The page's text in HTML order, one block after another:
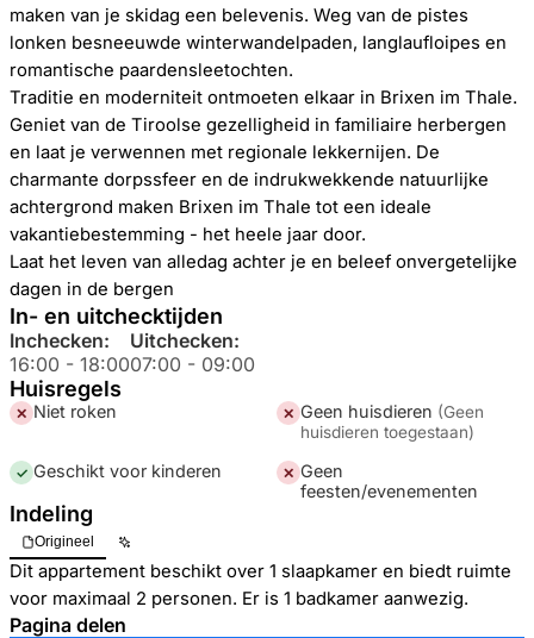
maken van je skidag een belevenis. Weg van de pistes
lonken besneeuwde winterwandelpaden, langlaufloipes en
romantische paardensleetochten.
Traditie en moderniteit ontmoeten elkaar in Brixen im Thale.
Geniet van de Tiroolse gezelligheid in familiaire herbergen
en laat je verwennen met regionale lekkernijen. De
charmante dorpssfeer en de indrukwekkende natuurlijke
achtergrond maken Brixen im Thale tot een ideale
vakantiebestemming - het heele jaar door.
Laat het leven van alledag achter je en beleef onvergetelijke
dagen in de bergen
In- en uitchecktijden
Inchecken:
16:00 - 18:00
Uitchecken:
07:00 - 09:00
Huisregels
✕ Niet roken ✕ Geen huisdieren (Geen
huisdieren toegestaan)
✓ Geschikt voor kinderen ✕ Geen
feesten/evenementen
Indeling
Origineel
Dit appartement beschikt over 1 slaapkamer en biedt ruimte
voor maximaal 2 personen. Er is 1 badkamer aanwezig.
Pagina delen